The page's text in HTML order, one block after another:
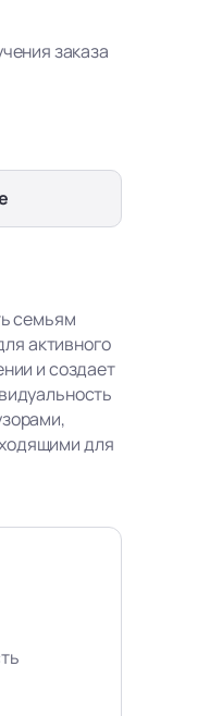
заказа
семьям
активного
и создает
для